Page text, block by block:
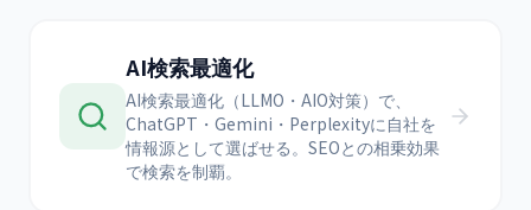
AI検索最適化
AI検索最適化（LLMO・AIO対策）で、
ChatGPT・Gemini・Perplexityに自社を
情報源として選ばせる。SEOとの相乗効果
で検索を制覇。